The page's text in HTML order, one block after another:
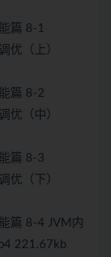
篇 8-1
优（上）
篇 8-2
优（中）
篇 8-3
优（下）
篇 8-4 JVM内
221.67kb